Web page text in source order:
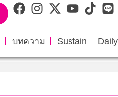
บทความ Sustain Daily